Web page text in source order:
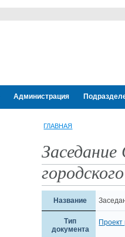
Администрация
ГЛАВНАЯ
Название
Тип
документа